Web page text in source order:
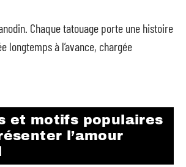
Chaque tatouage porte une histoire
longtemps à l’avance, chargée
et motifs populaires
l’amour